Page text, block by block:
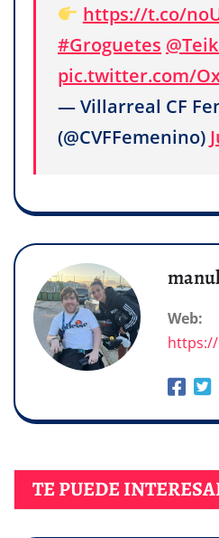
https://t.co/
#Groguetes
pic.twitter.com/
— Villarreal CF
(@CVFFemenino)
Web:
TE PUEDE